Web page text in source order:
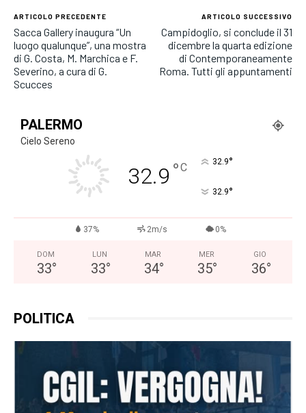
ARTICOLO PRECEDENTE
Sacca Gallery inaugura “Un
luogo qualunque”, una mostra
di G. Costa, M. Marchica e F.
Severino, a cura di G.
Scucces
ARTICOLO SUCCESSIVO
Campidoglio, si conclude il 31
dicembre la quarta edizione
di Contemporaneamente
Roma. Tutti gli appuntamenti
PALERMO
Cielo Sereno
32.9 °C 32.9°
32.9°
37% 2m/s 0%
DOM
33°
LUN
33°
MAR
34°
MER
35°
GIO
36°
POLITICA